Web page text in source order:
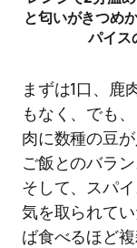
と匂いがきつめ
パイス
まずは1口、
もなく、でも
肉に数種の豆
ご飯とのバラ
そして、スパ
気を取られて
ば食べるほど